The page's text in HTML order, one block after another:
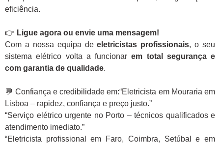
eficiência.
👉 Ligue agora ou envie uma mensagem!
Com a nossa equipa deeletricistas profissionais, o seu
sistema elétrico volta a funcionarem total segurança e
com garantia de qualidade.
💬 Confiança e credibilidade em:“Eletricista em Mouraria em
Lisboa – rapidez, confiança e preço justo.”
“Serviço elétrico urgente no Porto – técnicos qualificados e
atendimento imediato.”
“Eletricista profissional em Faro, Coimbra, Setúbal e em